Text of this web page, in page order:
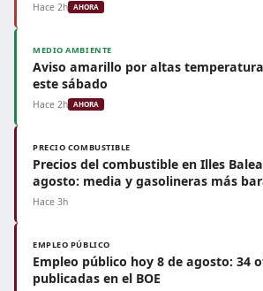
Hace 2h AHORA
MEDIO AMBIENTE
Aviso amarillo por altas
este sábado
Hace 2h AHORA
PRECIO COMBUSTIBLE
Precios del combustible en Illes
agosto: media y gasolineras más
Hace 3h
EMPLEO PÚBLICO
Empleo público hoy 8 de agosto: 34
publicadas en el BOE